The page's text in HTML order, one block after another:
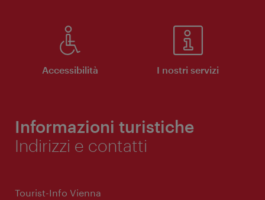
Accessibilità I nostri servizi
Informazioni turistiche
Indirizzi e contatti
Tourist-Info Vienna